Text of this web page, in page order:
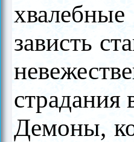
зависть
страдания
Демоны,